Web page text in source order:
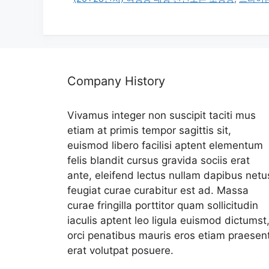
Company History
Vivamus integer non suscipit taciti mus
etiam at primis tempor sagittis sit,
euismod libero facilisi aptent elementum
felis blandit cursus gravida sociis erat
ante, eleifend lectus nullam dapibus
feugiat curae curabitur est ad. Massa
curae fringilla porttitor quam sollicitudin
iaculis aptent leo ligula euismod dictumst,
orci penatibus mauris eros etiam
erat volutpat posuere.